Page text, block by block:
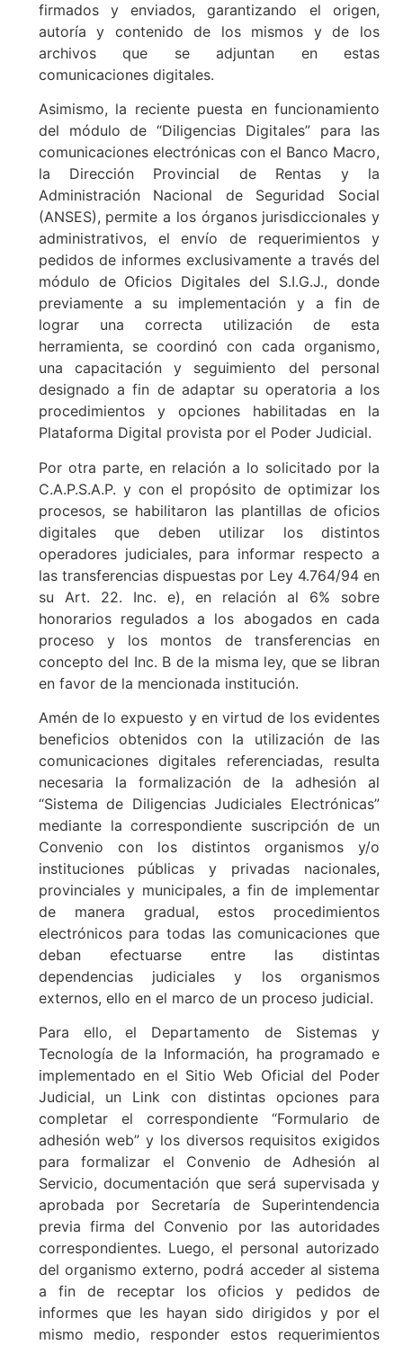
firmados y enviados, garantizando el origen,
autoría y contenido de los mismos y de los
archivos que se adjuntan en estas
comunicaciones digitales.
Asimismo, la reciente puesta en funcionamiento
del módulo de “Diligencias Digitales” para las
comunicaciones electrónicas con el Banco Macro,
la Dirección Provincial de Rentas y la
Administración Nacional de Seguridad Social
(ANSES), permite a los órganos jurisdiccionales y
administrativos, el envío de requerimientos y
pedidos de informes exclusivamente a través del
módulo de Oficios Digitales del S.I.G.J., donde
previamente a su implementación y a fin de
lograr una correcta utilización de esta
herramienta, se coordinó con cada organismo,
una capacitación y seguimiento del personal
designado a fin de adaptar su operatoria a los
procedimientos y opciones habilitadas en la
Plataforma Digital provista por el Poder Judicial.
Por otra parte, en relación a lo solicitado por la
C.A.P.S.A.P. y con el propósito de optimizar los
procesos, se habilitaron las plantillas de oficios
digitales que deben utilizar los distintos
operadores judiciales, para informar respecto a
las transferencias dispuestas por Ley 4.764/94 en
su Art. 22. Inc. e), en relación al 6% sobre
honorarios regulados a los abogados en cada
proceso y los montos de transferencias en
concepto del Inc. B de la misma ley, que se libran
en favor de la mencionada institución.
Amén de lo expuesto y en virtud de los evidentes
beneficios obtenidos con la utilización de las
comunicaciones digitales referenciadas, resulta
necesaria la formalización de la adhesión al
“Sistema de Diligencias Judiciales Electrónicas”
mediante la correspondiente suscripción de un
Convenio con los distintos organismos y/o
instituciones públicas y privadas nacionales,
provinciales y municipales, a fin de implementar
de manera gradual, estos procedimientos
electrónicos para todas las comunicaciones que
deban efectuarse entre las distintas
dependencias judiciales y los organismos
externos, ello en el marco de un proceso judicial.
Para ello, el Departamento de Sistemas y
Tecnología de la Información, ha programado e
implementado en el Sitio Web Oficial del Poder
Judicial, un Link con distintas opciones para
completar el correspondiente “Formulario de
adhesión web” y los diversos requisitos exigidos
para formalizar el Convenio de Adhesión al
Servicio, documentación que será supervisada y
aprobada por Secretaría de Superintendencia
previa firma del Convenio por las autoridades
correspondientes. Luego, el personal autorizado
del organismo externo, podrá acceder al sistema
a fin de receptar los oficios y pedidos de
informes que les hayan sido dirigidos y por el
mismo medio, responder estos requerimientos